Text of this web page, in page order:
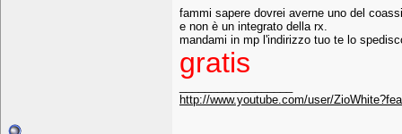
fammi sapere dovrei averne uno del
e non è un integrato della rx.
mandami in mp l'indirizzo tuo te lo
gratis
http://www.youtube.com/user/